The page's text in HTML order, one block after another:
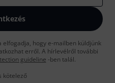
hogy e-mailben küldjünk
erről. A hírlevélről további
guideline -ben talál.
kötelező